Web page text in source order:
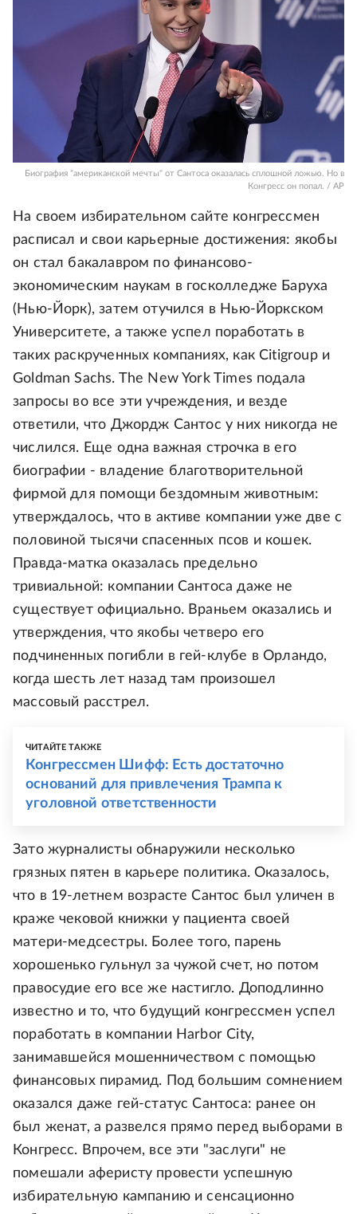
Биография "американской мечты" от Сантоса оказалась сплошной ложью. Но в
Конгресс он попал. / AP
На своем избирательном сайте конгрессмен
расписал и свои карьерные достижения: якобы
он стал бакалавром по финансово-
экономическим наукам в госколледже Баруха
(Нью-Йорк), затем отучился в Нью-Йоркском
Университете, а также успел поработать в
таких раскрученных компаниях, как Citigroup и
Goldman Sachs. The New York Times подала
запросы во все эти учреждения, и везде
ответили, что Джордж Сантос у них никогда не
числился. Еще одна важная строчка в его
биографии - владение благотворительной
фирмой для помощи бездомным животным:
утверждалось, что в активе компании уже две с
половиной тысячи спасенных псов и кошек.
Правда-матка оказалась предельно
тривиальной: компании Сантоса даже не
существует официально. Враньем оказались и
утверждения, что якобы четверо его
подчиненных погибли в гей-клубе в Орландо,
когда шесть лет назад там произошел
массовый расстрел.
ЧИТАЙТЕ ТАКЖЕ
Конгрессмен Шифф: Есть достаточно
оснований для привлечения Трампа к
уголовной ответственности
Зато журналисты обнаружили несколько
грязных пятен в карьере политика. Оказалось,
что в 19-летнем возрасте Сантос был уличен в
краже чековой книжки у пациента своей
матери-медсестры. Более того, парень
хорошенько гульнул за чужой счет, но потом
правосудие его все же настигло. Доподлинно
известно и то, что будущий конгрессмен успел
поработать в компании Harbor City,
занимавшейся мошенничеством с помощью
финансовых пирамид. Под большим сомнением
оказался даже гей-статус Сантоса: ранее он
был женат, а развелся прямо перед выборами в
Конгресс. Впрочем, все эти "заслуги" не
помешали аферисту провести успешную
избирательную кампанию и сенсационно